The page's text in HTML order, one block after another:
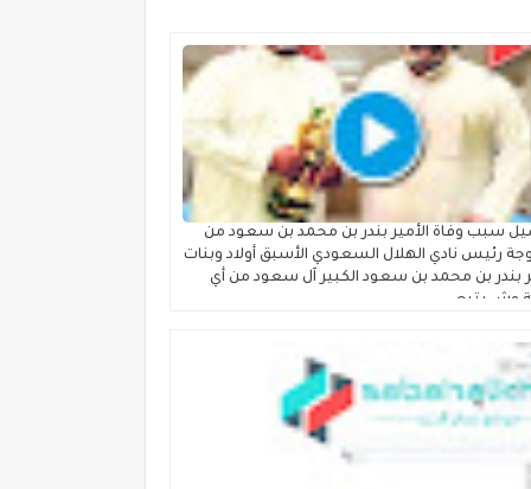
سبب وفاة الأمير بندر بن محمد بن سعود من
رئيس نادي الهلال السعودي الأسبق أولاد وبنات
بندر بن محمد بن سعود الكبير آل سعود من أي
وش يتبع